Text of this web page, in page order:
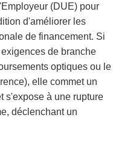
(DUE) pour
d'améliorer les
de financement. Si
de branche
optiques ou le
elle commet un
s'expose à une rupture
déclenchant un